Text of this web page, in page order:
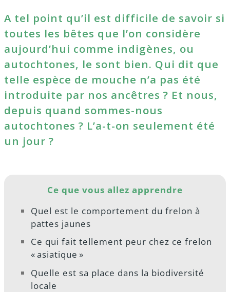
A tel point qu’il est difficile de savoir si
toutes les bêtes que l’on considère
aujourd’hui comme indigènes, ou
autochtones, le sont bien. Qui dit que
telle espèce de mouche n’a pas été
introduite par nos ancêtres ? Et nous,
depuis quand sommes-nous
autochtones ? L’a-t-on seulement été
un jour ?
Ce que vous allez apprendre
Quel est le comportement du frelon à
pattes jaunes
Ce qui fait tellement peur chez ce frelon
« asiatique »
Quelle est sa place dans la biodiversité
locale